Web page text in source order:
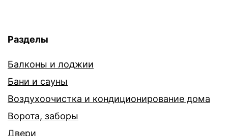
Разделы
Балконы и лоджии
Бани и сауны
Воздухоочистка и кондиционирование дома
Ворота, заборы
Двери